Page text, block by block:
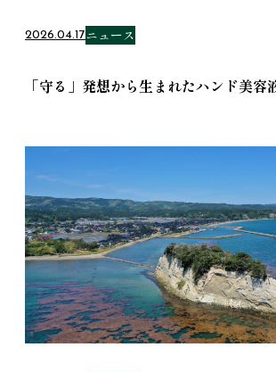
2026.04.17ニュース
「守る」発想から生まれたハンド美容